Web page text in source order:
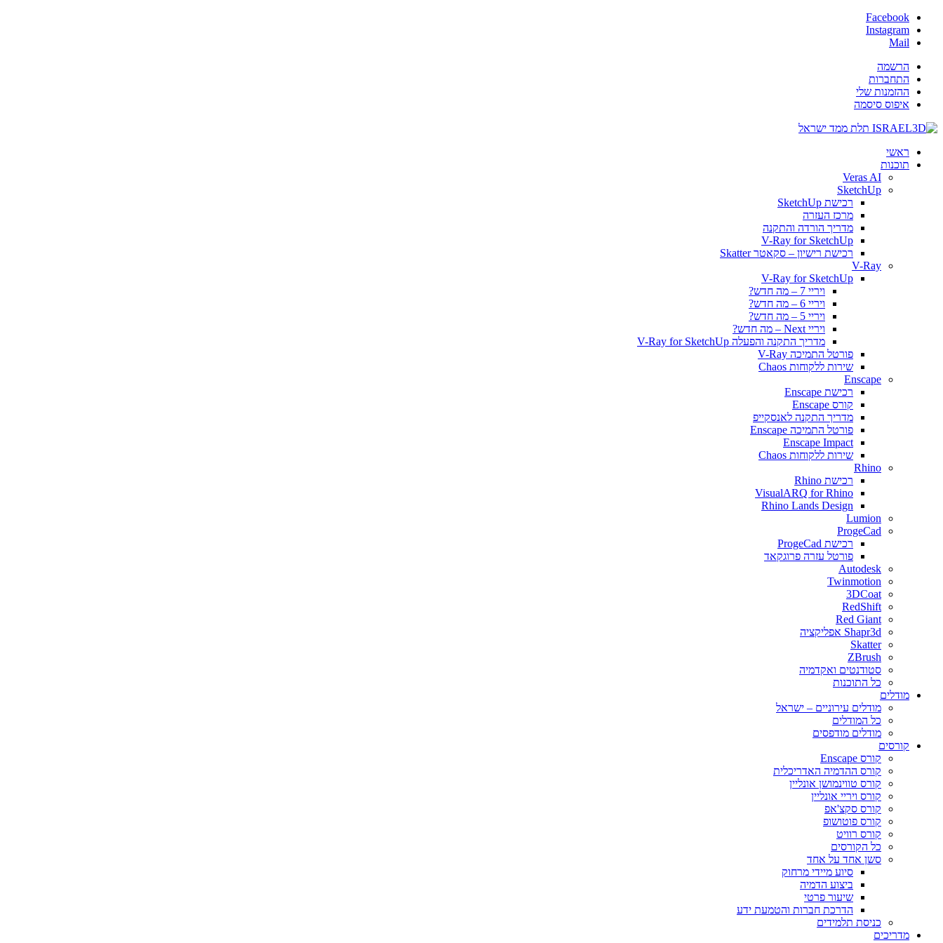
Facebook
Instagram
Mail
הרשמה
התחברות
ההזמנות שלי
איפוס סיסמה
ראשי
תוכנות
Veras AI
SketchUp
רכישת SketchUp
מרכז העזרה
מדריך הורדה והתקנה
V-Ray for SketchUp
רכישת רישיון – סקאטר Skatter
V-Ray
V-Ray for SketchUp
ויריי 7 – מה חדש?
ויריי 6 – מה חדש?
ויריי 5 – מה חדש?
ויריי Next – מה חדש?
מדריך התקנה והפעלה V-Ray for SketchUp
פורטל התמיכה V-Ray
שירות ללקוחות Chaos
Enscape
רכישת Enscape
קורס Enscape
מדריך התקנה לאנסקייפ
פורטל התמיכה Enscape
Enscape Impact
שירות ללקוחות Chaos
Rhino
רכישת Rhino
VisualARQ for Rhino
Rhino Lands Design
Lumion
ProgeCad
רכישת ProgeCad
פורטל עזרה פרוגקאד
Autodesk
Twinmotion
3DCoat
RedShift
Red Giant
Shapr3d אפליקציה
Skatter
ZBrush
סטודנטים ואקדמיה
כל התוכנות
מודלים
מודלים עירוניים – ישראל
כל המודלים
מודלים מודפסים
קורסים
קורס Enscape
קורס ההדמיה האדריכלית
קורס טווינמושן אונליין
קורס ויריי אונליין
קורס סקצ'אפ
קורס פוטושופ
קורס רוויט
כל הקורסים
סשן אחד על אחד
סיוע מיידי מרחוק
ביצוע הדמיה
שיעור פרטי
הדרכת חברות והטמעת ידע
כניסת תלמידים
מדריכים